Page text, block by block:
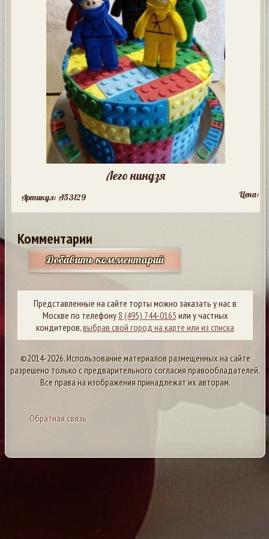
Лего ниндзя
Артикул: A53129 Цена:
Комментарии
Добавить комментарий
Представленные на сайте торты можно заказать у нас в
Москве по телефону8 (495) 744-0165 или у частных
кондитеров,выбрав свой город на карте или из списка
©2014-2026. Использование материалов размещенных на сайте
разрешено только с предварительного согласия правообладателей.
Все права на изображения принадлежат их авторам.
Обратная связь